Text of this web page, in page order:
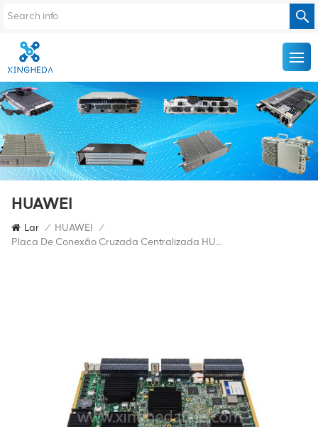
HUAWEI
Lar / HUAWEI /
Placa De Conexão Cruzada Centralizada HUAWEI TN16XCH 03020WAK OSN8800 T16